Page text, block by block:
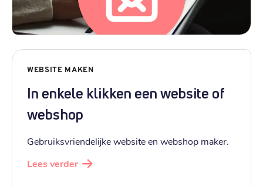
WEBSITE MAKEN
In enkele klikken een website of
webshop
Gebruiksvriendelijke website en webshop maker.
Lees verder